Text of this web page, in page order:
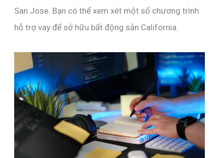
San Jose. Bạn có thể xem xét một số chương trình
hỗ trợ vay để sở hữu bất động sản California.